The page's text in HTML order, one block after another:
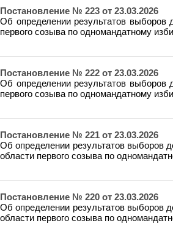
Постановление № 223 от 23.03.2026
Об определении результатов выборов
первого созыва по одномандатному
Постановление № 222 от 23.03.2026
Об определении результатов выборов
первого созыва по одномандатному
Постановление № 221 от 23.03.2026
Об определении результатов выборов
области первого созыва по
Постановление № 220 от 23.03.2026
Об определении результатов выборов
области первого созыва по